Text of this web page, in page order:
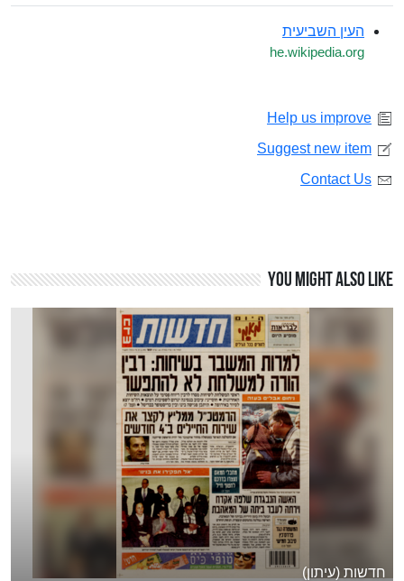
העין השביעית
he.wikipedia.org
Help us improve
Suggest new item
Contact Us
You might also like
חדשות (עיתון)